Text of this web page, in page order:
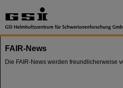
FAIR-News
Die FAIR-News werden freundlicherweise